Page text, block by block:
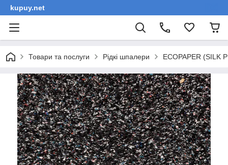
kupuy.net
Товари та послуги Рідкі шпалери ECOPAPER (SILK